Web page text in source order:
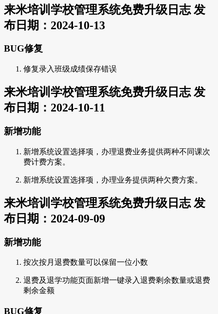
来米培训学校管理系统免费升级日志 发
布日期：2024-10-13
BUG修复
修复录入班级成绩保存错误
来米培训学校管理系统免费升级日志 发
布日期：2024-10-11
新增功能
新增系统设置选择项，办理退费业务提供两种不同课次
费计费方案。
新增系统设置选择项，办理业务提供两种欠费方案。
来米培训学校管理系统免费升级日志 发
布日期：2024-09-09
新增功能
按次按月退费数量可以保留一位小数
退费及退学功能页面新增一键录入退费剩余数量或退费
剩余金额
BUG修复